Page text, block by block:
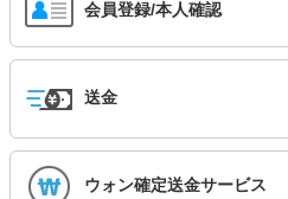
会員登録/本人確認
送金
ウォン確定送金サービス